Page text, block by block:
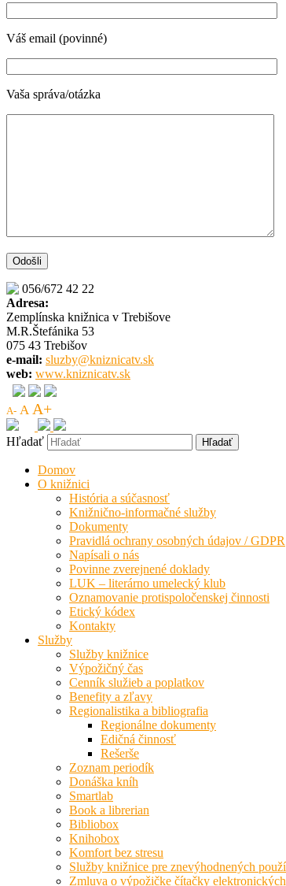
Váš email (povinné)
Vaša správa/otázka
056/672 42 22
Adresa:
Zemplínska knižnica v Trebišove
M.R.Štefánika 53
075 43 Trebišov
e-mail: sluzby@kniznicatv.sk
web: www.kniznicatv.sk
A- A A+
Hľadať
Domov
O knižnici
História a súčasnosť
Knižnično-informačné služby
Dokumenty
Pravidlá ochrany osobných údajov / GDPR
Napísali o nás
Povinne zverejnené doklady
LUK – literárno umelecký klub
Oznamovanie protispoločenskej činnosti
Etický kódex
Kontakty
Služby
Služby knižnice
Výpožičný čas
Cenník služieb a poplatkov
Benefity a zľavy
Regionalistika a bibliografia
Regionálne dokumenty
Edičná činnosť
Rešerše
Zoznam periodík
Donáška kníh
Smartlab
Book a librerian
Bibliobox
Knihobox
Komfort bez stresu
Služby knižnice pre znevýhodnených
Zmluva o výpožičke čítačky